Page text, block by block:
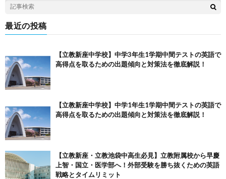
最近の投稿
【立教新座中学校】中学3年生1学期中間テストの英語で
高得点を取るための出題傾向と対策法を徹底解説！
【立教新座中学校】中学1年生1学期中間テストの英語で
高得点を取るための出題傾向と対策法を徹底解説！
【立教新座・立教池袋中高生必見】立教附属校から早慶
上智・国立・医学部へ！外部受験を勝ち抜くための英語
戦略とタイムリミット